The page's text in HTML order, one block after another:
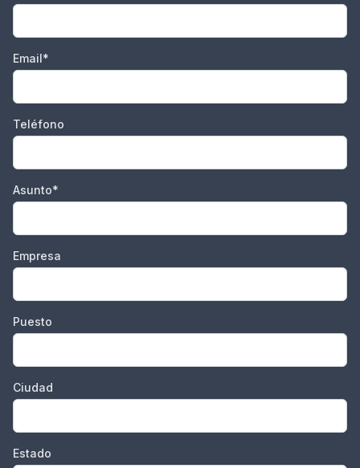
Email*
Teléfono
Asunto*
Empresa
Puesto
Ciudad
Estado